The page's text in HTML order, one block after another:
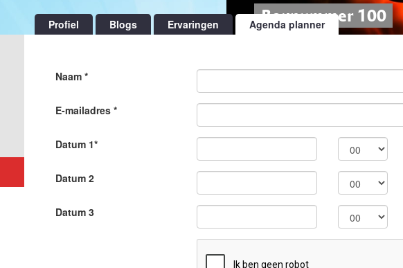
Boxnummer 100
Profiel Blogs Ervaringen Agenda planner
Naam *
E-mailadres *
Datum 1*
Datum 2
Datum 3